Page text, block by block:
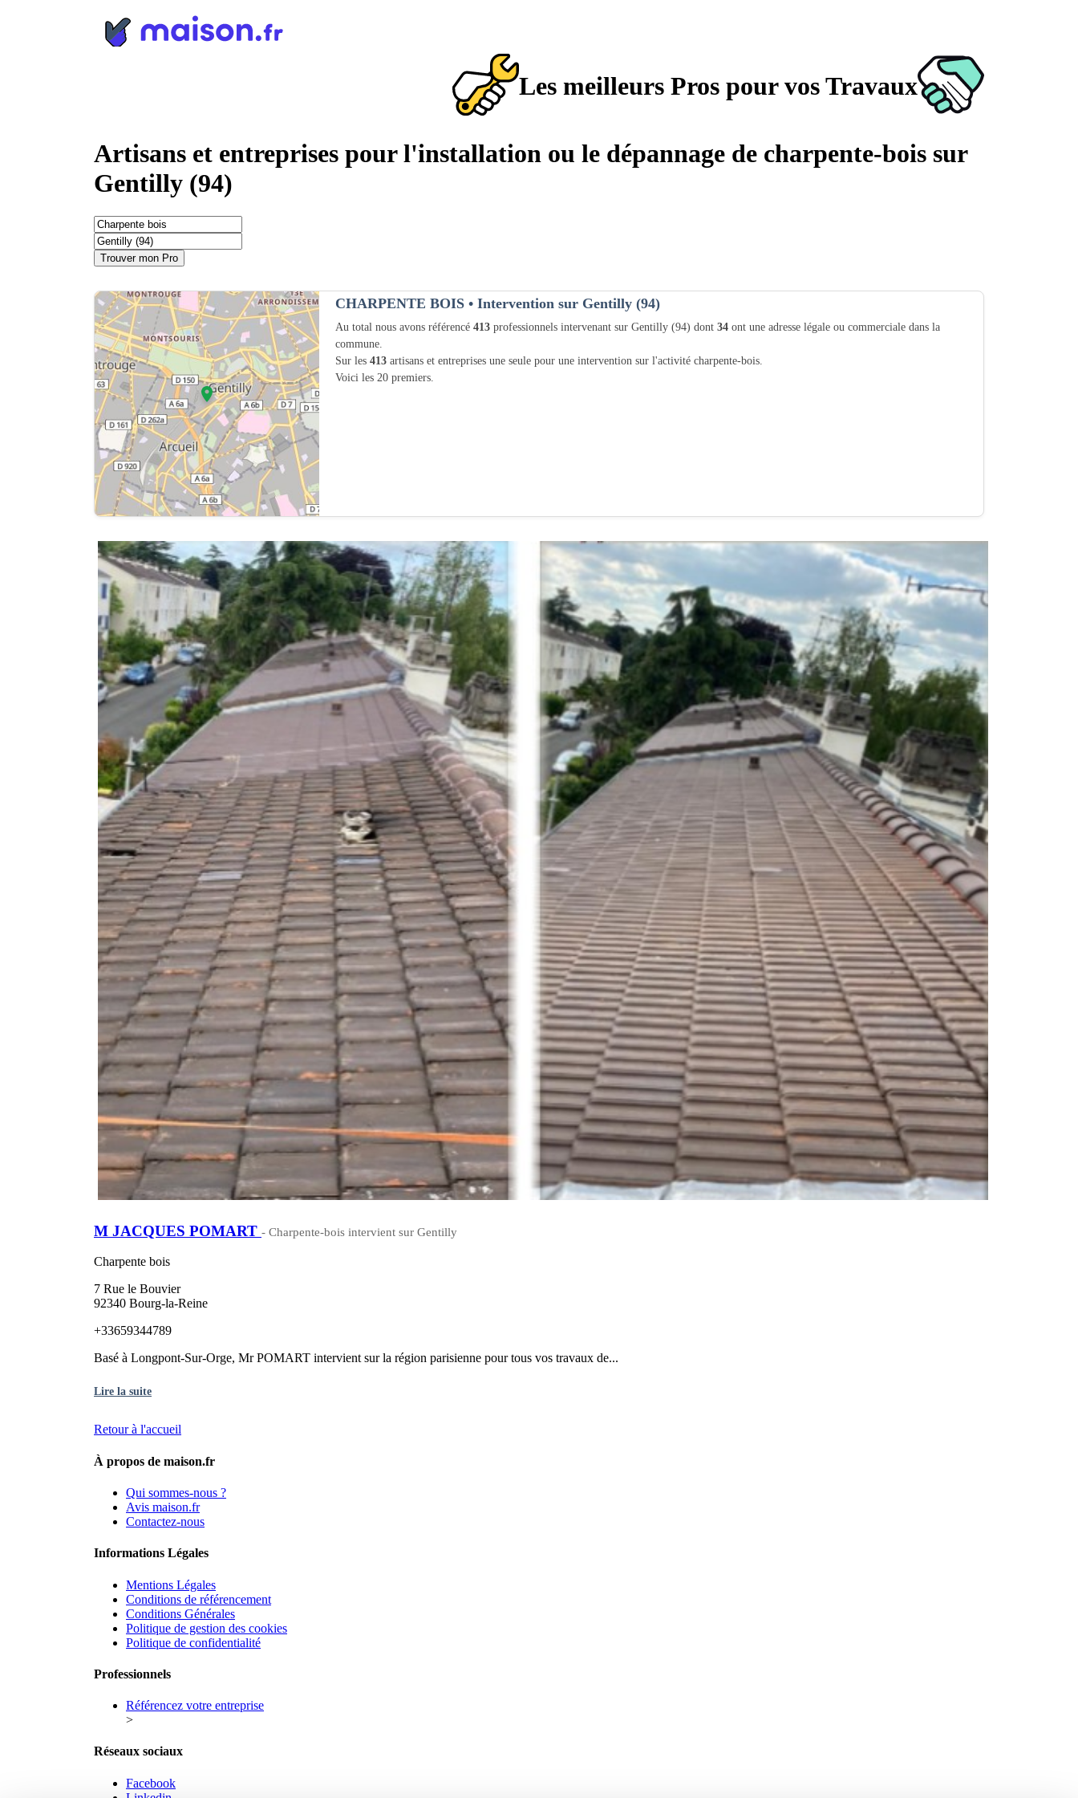
Les meilleurs Pros pour vos Travaux
Artisans et entreprises pour l'installation ou le dépannage de charpente-bois sur
Gentilly (94)
Trouver mon Pro
CHARPENTE BOIS • Intervention sur Gentilly (94)
Au total nous avons référencé 413 professionnels intervenant sur Gentilly (94) dont 34 ont une adresse légale ou commerciale dans la
commune.
Sur les 413 artisans et entreprises une seule pour une intervention sur l'activité charpente-bois.
Voici les 20 premiers.
M JACQUES POMART - Charpente-bois intervient sur Gentilly
Charpente bois
7 Rue le Bouvier
92340 Bourg-la-Reine
+33659344789
Basé à Longpont-Sur-Orge, Mr POMART intervient sur la région parisienne pour tous vos travaux de...
Lire la suite
Retour à l'accueil
À propos de maison.fr
Qui sommes-nous ?
Avis maison.fr
Contactez-nous
Informations Légales
Mentions Légales
Conditions de référencement
Conditions Générales
Politique de gestion des cookies
Politique de confidentialité
Professionnels
Référencez votre entreprise
>
Réseaux sociaux
Facebook